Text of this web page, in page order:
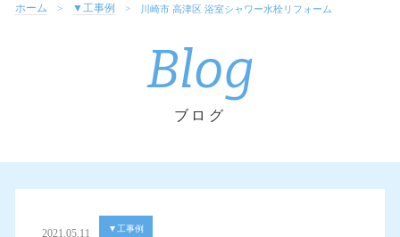
ホーム ▼工事例 川崎市 高津区 浴室シャワー水栓リフォーム
Blog
ブログ
2021.05.11 ▼工事例